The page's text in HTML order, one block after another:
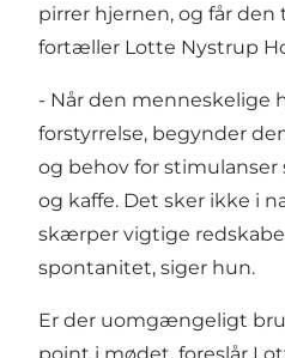
pirrer hjernen, og får
fortæller Lotte Nystrup
- Når den menneskelige
forstyrrelse, begynder
og behov for
og kaffe. Det sker ikke i
skærper vigtige
spontanitet, siger hun.
Er der uomgængeligt
point i mødet, foreslår